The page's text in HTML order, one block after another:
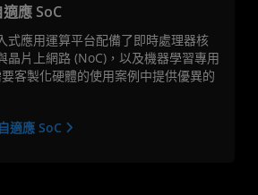
應 SoC
式應用運算平台配備了即時處理器核
晶片上網路 (NoC)，以及機器學習專用
客製化硬體的使用案例中提供優異的
適應 SoC